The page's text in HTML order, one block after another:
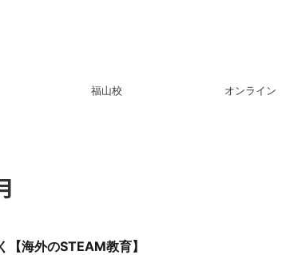
福山校 オンライン
【海外のSTEAM教育】